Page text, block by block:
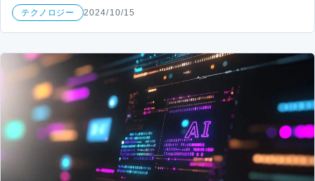
テクノロジー 2024/10/15